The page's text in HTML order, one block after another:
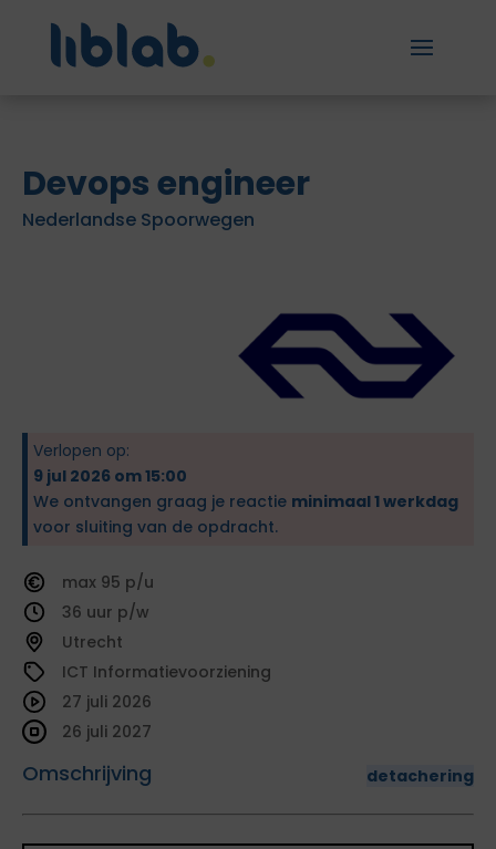
Devops engineer
Nederlandse Spoorwegen
Verlopen op:
9 jul 2026 om 15:00
We ontvangen graag je reactie minimaal 1 werkdag
voor sluiting van de opdracht.
95
36
Utrecht
ICT Informatievoorziening
Omschrijving detachering
27 juli 2026
26 juli 2027